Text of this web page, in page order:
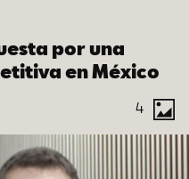
por una
en México
4